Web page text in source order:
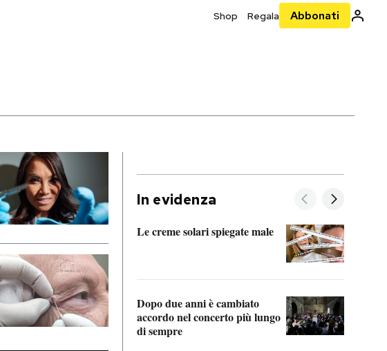
Shop Regala Abbonati
In evidenza
Le creme solari spiegate male
Dopo due anni è cambiato
accordo nel concerto più lungo
di sempre